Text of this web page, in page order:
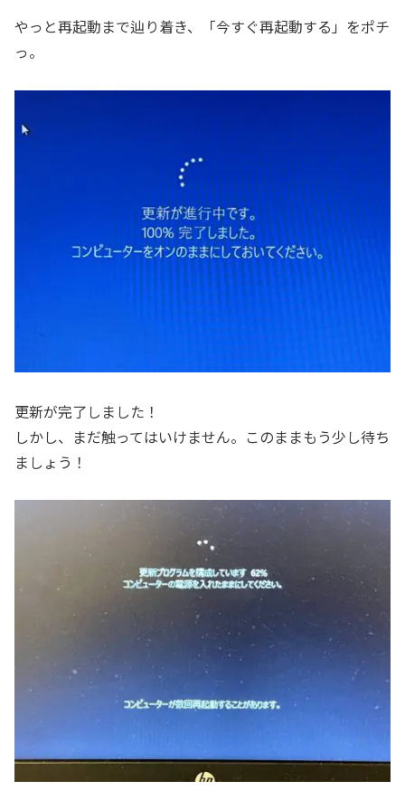
やっと再起動まで辿り着き、「今すぐ再起動する」をポチ
っ。
更新が完了しました！
しかし、まだ触ってはいけません。このままもう少し待ち
ましょう！